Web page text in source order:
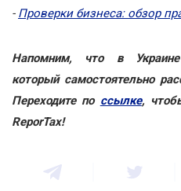
- Проверки бизнеса: обзор
Напомним, что в
который самостоятельно
Переходите по ссылке,
ReporTax!